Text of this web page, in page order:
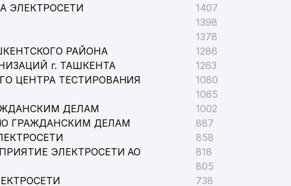
ЭЛЕКТРОСЕТИ
1407
1398
1378
РАЙОНА
1286
г. ТАШКЕНТА
1263
ЦЕНТРА ТЕСТИРОВАНИЯ
1080
1065
ДЕЛАМ
1002
ГРАЖДАНСКИМ ДЕЛАМ
887
858
ЭЛЕКТРОСЕТИ АО
818
805
738